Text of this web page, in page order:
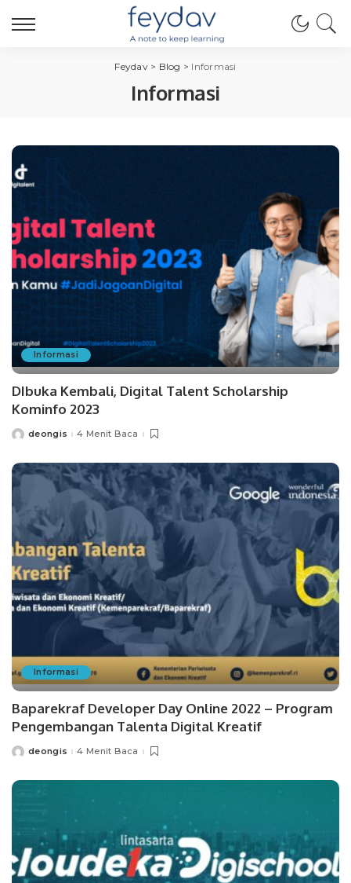
Feydav> Blog > Informasi
Informasi
Informasi
DIbuka Kembali, Digital Talent Scholarship
Kominfo 2023
Posteddeongis 4 Menit Baca
Informasi
Baparekraf Developer Day Online 2022 – Program
Pengembangan Talenta Digital Kreatif
Posteddeongis 4 Menit Baca